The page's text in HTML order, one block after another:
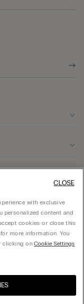
- 01014, г. Киев,
States
with exclusive
personalized content and
cookies or close this
more information. You
clicking onCookie Settings
CLOSE